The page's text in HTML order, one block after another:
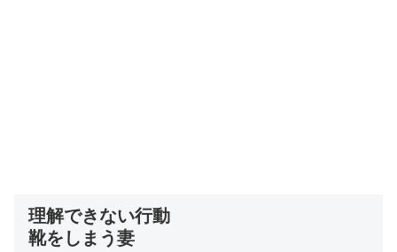
理解できない行動
靴をしまう妻